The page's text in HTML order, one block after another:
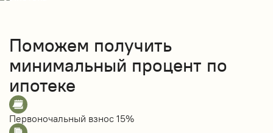
Поможем получить
минимальный процент по
ипотеке
Первоночальный взнос 15%